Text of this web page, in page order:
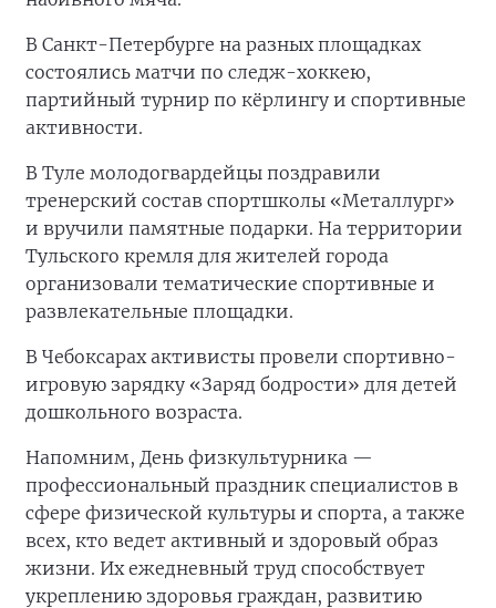
В Санкт-Петербурге на разных площадках
состоялись матчи по следж-хоккею,
партийный турнир по кёрлингу и спортивные
активности.
В Туле молодогвардейцы поздравили
тренерский состав спортшколы «Металлург»
и вручили памятные подарки. На территории
Тульского кремля для жителей города
организовали тематические спортивные и
развлекательные площадки.
В Чебоксарах активисты провели спортивно-
игровую зарядку «Заряд бодрости» для детей
дошкольного возраста.
Напомним, День физкультурника —
профессиональный праздник специалистов в
сфере физической культуры и спорта, а также
всех, кто ведет активный и здоровый образ
жизни. Их ежедневный труд способствует
укреплению здоровья граждан, развитию